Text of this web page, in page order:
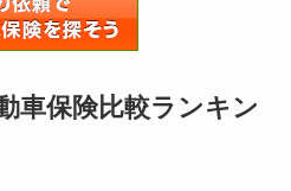
車保険比較ランキン